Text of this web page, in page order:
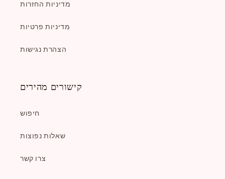
מדיניות החזרות
מדיניות פרטיות
הצהרת נגישות
קישורים מהירים
חיפוש
שאלות נפוצות
צרו קשר